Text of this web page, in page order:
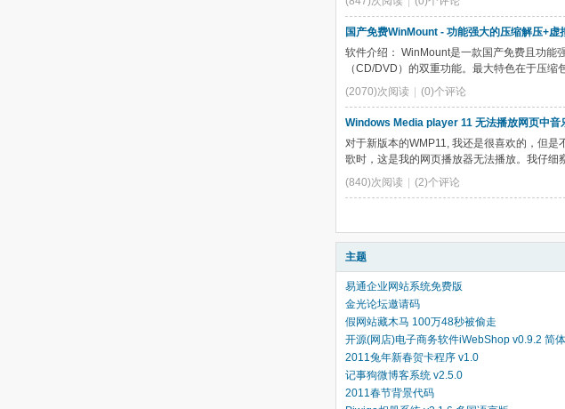
国产免费WinMount - 功能强大的压缩解压+虚
软件介绍： WinMount是一款国产免费且功能
（CD/DVD）的双重功能。最大特色在于压缩
(2070)次阅读
(0)个评论
Windows Media player 11 无法播放网页中音
对于新版本的WMP11, 我还是很喜欢的，但
歌时，这是我的网页播放器无法播放。我仔细
(840)次阅读
(2)个评论
主题
易通企业网站系统免费版
金光论坛邀请码
假网站藏木马 100万48秒被偷走
开源(网店)电子商务软件iWebShop v0.9.2 简
2011兔年新春贺卡程序 v1.0
记事狗微博客系统 v2.5.0
2011春节背景代码